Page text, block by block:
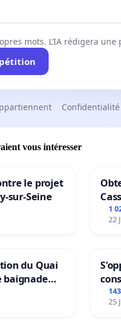
mots. L’IA rédigera
vous intéresser
le projet
sur-Seine
1
22
du Quai
baignade
25